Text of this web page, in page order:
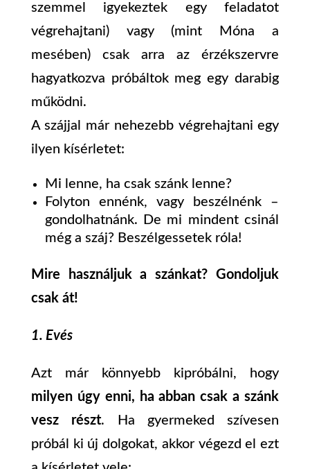
szemmel igyekeztek egy feladatot
végrehajtani) vagy (mint Móna a
mesében) csak arra az érzékszervre
hagyatkozva próbáltok meg egy darabig
működni.
A szájjal már nehezebb végrehajtani egy
ilyen kísérletet:
Mi lenne, ha csak szánk lenne?
Folyton ennénk, vagy beszélnénk –
gondolhatnánk. De mi mindent csinál
még a száj? Beszélgessetek róla!
Mire használjuk a szánkat? Gondoljuk
csak át!
1. Evés
Azt már könnyebb kipróbálni, hogy
milyen úgy enni, ha abban csak a szánk
vesz részt. Ha gyermeked szívesen
próbál ki új dolgokat, akkor végezd el ezt